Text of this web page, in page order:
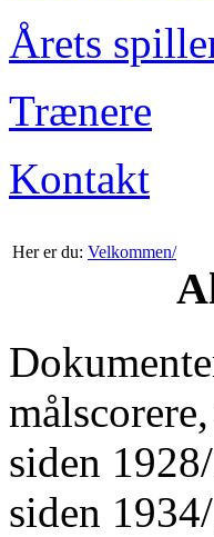
Årets
Trænere
Kontakt
Her er du: Velkommen/
siden
siden